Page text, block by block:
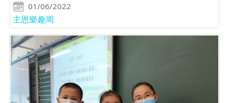
01/06/2022
主恩樂趣周